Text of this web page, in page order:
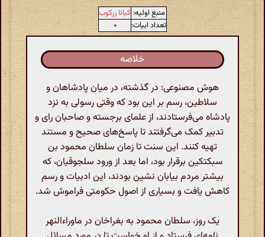
منبع اولیه: کیانا زرکوب
تعداد ابیات:
۰
خلاصه
هوش مصنوعی: در گذشته، در میان پادشاهان و
سلاطین، رسم بر این بود که وقتی رسولی به نزد
پادشاه می‌فرستادند، از علمای برجسته و صاحبان رای و
تدبیر کمک می‌گرفتند تا پاسخ‌های صحیح و مستند
تهیه کنند. این سنت تا زمان سلطان محمود بن
سبکتکین برقرار بود، اما بعد از ورود سلجوقیان، که
بیشتر مردم بیابان نشین بودند، این ادبیات و رسم
کاهش یافت و بسیاری از اصول حکومتی فراموش شد.
یک روز، سلطان محمود به بغراخان در ماوراءالنهر